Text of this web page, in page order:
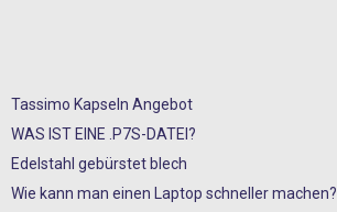
Tassimo Kapseln Angebot
WAS IST EINE .P7S-DATEI?
Edelstahl gebürstet blech
Wie kann man einen Laptop schneller machen?